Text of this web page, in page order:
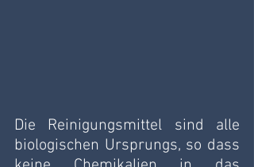
Die Reinigungsmittel sind alle
biologischen Ursprungs, so dass